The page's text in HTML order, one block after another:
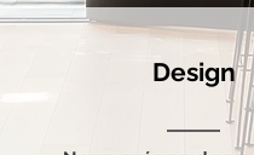
Design